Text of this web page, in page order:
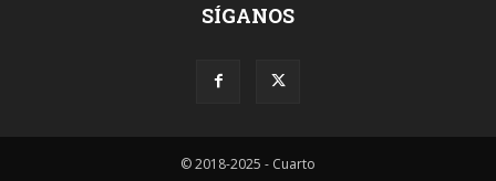
SÍGANOS
© 2018-2025 - Cuarto